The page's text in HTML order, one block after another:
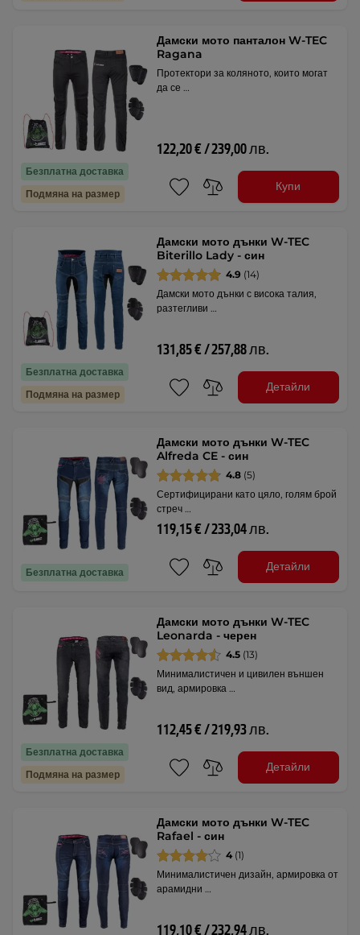
Безплатна доставка
Подмяна на размер
Дамски мото панталон W-TEC
Ragana
Протектори за коляното, които могат
да се …
122,20 € / 239,00 лв.
Купи
Безплатна доставка
Подмяна на размер
Дамски мото дънки W-TEC
Biterillo Lady - син
4.9 (14)
Дамски мото дънки с висока талия,
разтегливи …
131,85 € / 257,88 лв.
Детайли
Безплатна доставка
Дамски мото дънки W-TEC
Alfreda CE - син
4.8 (5)
Сертифицирани като цяло, голям брой
стреч …
119,15 € / 233,04 лв.
Детайли
Безплатна доставка
Подмяна на размер
Дамски мото дънки W-TEC
Leonarda - черен
4.5 (13)
Минималистичен и цивилен външен
вид, армировка …
112,45 € / 219,93 лв.
Детайли
Дамски мото дънки W-TEC
Rafael - син
4 (1)
Минималистичен дизайн, армировка от
арамидни …
119,10 € / 232,94 лв.